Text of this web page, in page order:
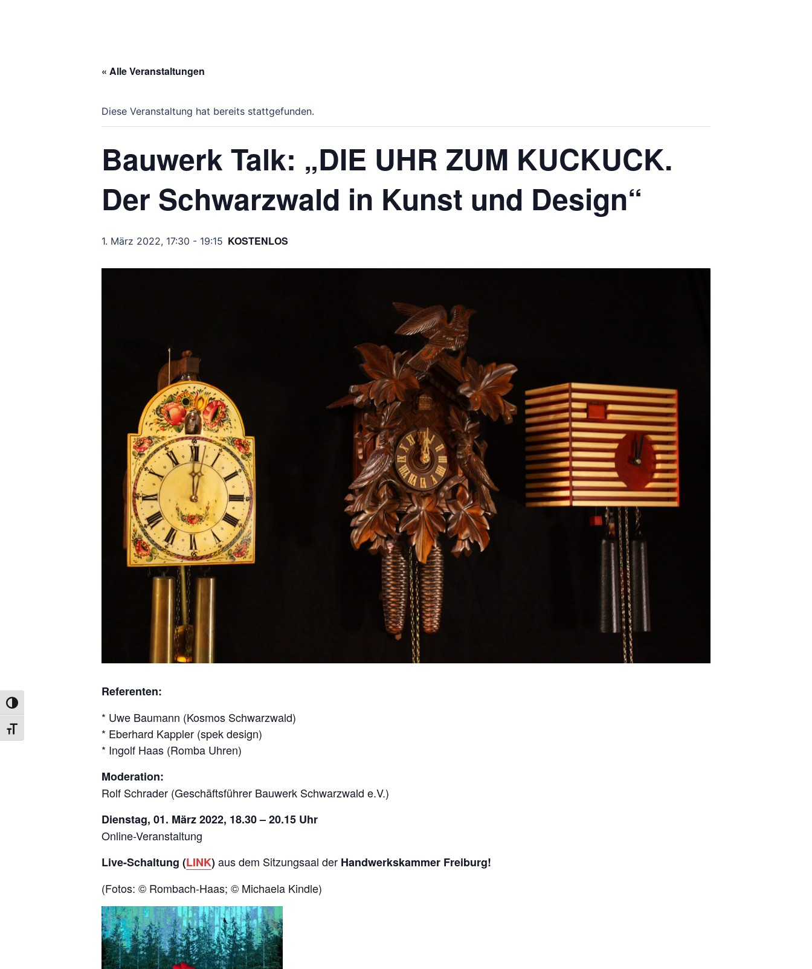
UMSCHALTEN AUF HOHE KONTRASTE
SCHRIFT VERGRÖSSERN
« Alle Veranstaltungen
Diese Veranstaltung hat bereits stattgefunden.
Bauwerk Talk: „DIE UHR ZUM KUCKUCK.
Der Schwarzwald in Kunst und Design“
1. März 2022, 17:30 - 19:15 KOSTENLOS
Referenten:
* Uwe Baumann (Kosmos Schwarzwald)
* Eberhard Kappler (spek design)
* Ingolf Haas (Romba Uhren)
Moderation:
Rolf Schrader (Geschäftsführer Bauwerk Schwarzwald e.V.)
Dienstag, 01. März 2022, 18.30 – 20.15 Uhr
Online-Veranstaltung
Live-Schaltung (LINK)aus dem Sitzungsaal der Handwerkskammer Freiburg!
(Fotos: © Rombach-Haas; © Michaela Kindle)